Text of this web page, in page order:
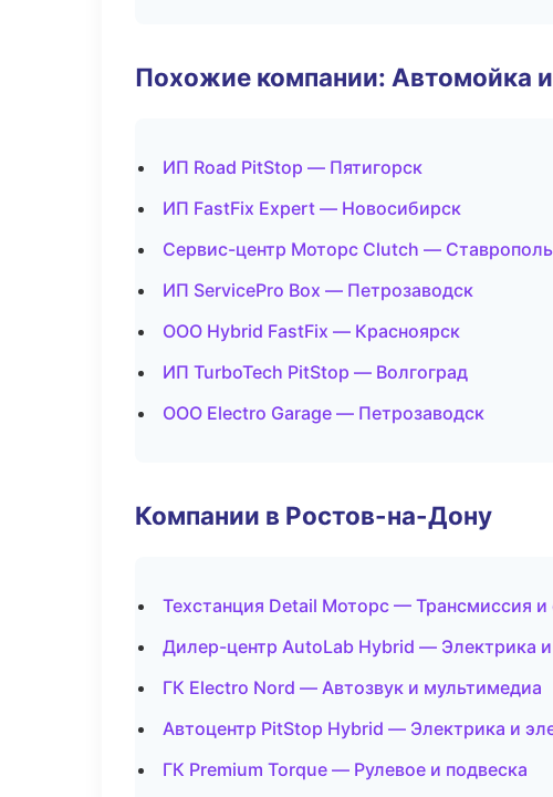
Похожие компании: Автомойка
ИП Road PitStop — Пятигорск
ИП FastFix Expert — Новосибирск
Сервис-центр Моторс Clutch — Ставрополь
ИП ServicePro Box — Петрозаводск
ООО Hybrid FastFix — Красноярск
ИП TurboTech PitStop — Волгоград
ООО Electro Garage — Петрозаводск
Компании в Ростов-на-Дону
Техстанция Detail Моторс — Трансмиссия и
Дилер-центр AutoLab Hybrid — Электрика и
ГК Electro Nord — Автозвук и мультимедиа
Автоцентр PitStop Hybrid — Электрика и
ГК Premium Torque — Рулевое и подвеска